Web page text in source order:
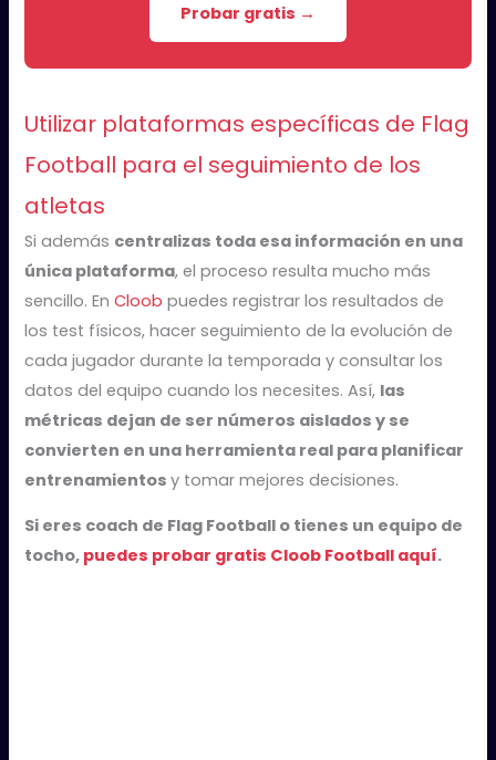
Probar gratis →
Utilizar plataformas específicas de Flag
Football para el seguimiento de los
atletas
Si además centralizas toda esa información en una
única plataforma, el proceso resulta mucho más
sencillo. EnCloob puedes registrar los resultados de
los test físicos, hacer seguimiento de la evolución de
cada jugador durante la temporada y consultar los
datos del equipo cuando los necesites. Así, las
métricas dejan de ser números aislados y se
convierten en una herramienta real para planificar
entrenamientosy tomar mejores decisiones.
Si eres coach de Flag Football o tienes un equipo de
tocho, puedes probar gratis Cloob Football aquí.